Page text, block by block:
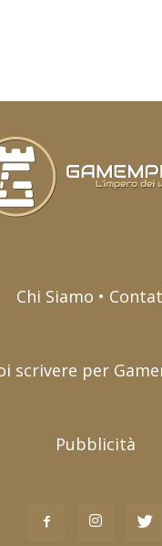
Chi Siamo •
scrivere per
Pubblicità